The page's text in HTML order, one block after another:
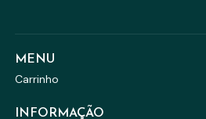
MENU
Carrinho
INFORMAÇÃO